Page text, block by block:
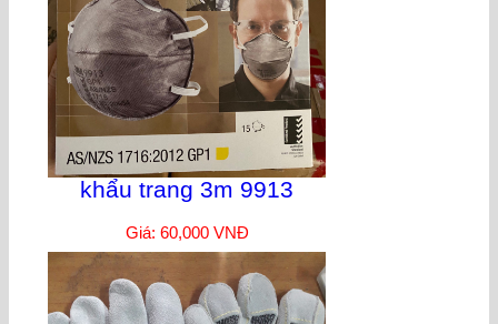
khẩu trang 3m 9913
Giá: 60,000 VNĐ